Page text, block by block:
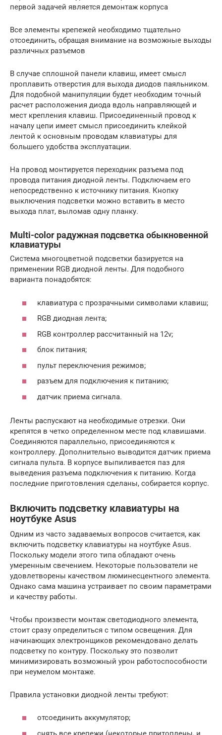
первой задачей является демонтаж корпуса
Все элементы крепежей необходимо тщательно
отсоединить, обращая внимание на возможные выходы
различных разъемов
В случае сплошной панели клавиш, имеет смысл
проплавить отверстия для выхода диодов паяльником.
Для подобной манипуляции будет необходим точный
расчет расположения диода вдоль направляющей и
мест крепления клавиш. Присоединенный провод к
началу цепи имеет смысл присоединить клейкой
лентой к основным проводам клавиатуры для
большего удобства эксплуатации.
На провод монтируется переходник разъема под
провода питания диодной ленты. Подключаем его
непосредственно к источнику питания. Кнопку
выключения подсветки можно вставить в место
выхода плат, выломав одну планку.
Multi-color радужная подсветка обыкновенной
клавиатуры
Система многоцветной подсветки базируется на
применении RGB диодной ленты. Для подобного
варианта понадобятся:
клавиатура с прозрачными символами клавиш;
RGB диодная лента;
RGB контроллер рассчитанный на 12v;
блок питания;
пульт переключения режимов;
разъем для подключения к питанию;
датчик приема сигнала.
Ленты распускают на необходимые отрезки. Они
крепятся в четко определенном месте под клавишами.
Соединяются параллельно, присоединяются к
контроллеру. Дополнительно выводится датчик приема
сигнала пульта. В корпусе выпиливается паз для
выведения разъема подключения к питанию. Когда
последние приготовления сделаны, собирается корпус.
Включить подсветку клавиатуры на
ноутбуке Аsus
Одним из часто задаваемых вопросов считается, как
включить подсветку клавиатуры на ноутбуке Аsus.
Поскольку модели этого типа обладают очень
умеренным свечением. Некоторые пользователи не
удовлетворены качеством люминесцентного элемента.
Однако сама машина устраивает по своим параметрами
и качеству работы.
Чтобы произвести монтаж светодиодного элемента,
стоит сразу определиться с типом освещения. Для
начинающих электронщиков рекомендовано делать
подсветку по контуру. Поскольку это позволит
минимизировать возможный урон работоспособности
при неумелом монтаже.
Правила установки диодной ленты требуют:
отсоединить аккумулятор;